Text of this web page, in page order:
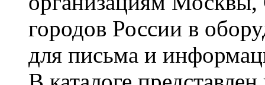
городов России в
для письма и